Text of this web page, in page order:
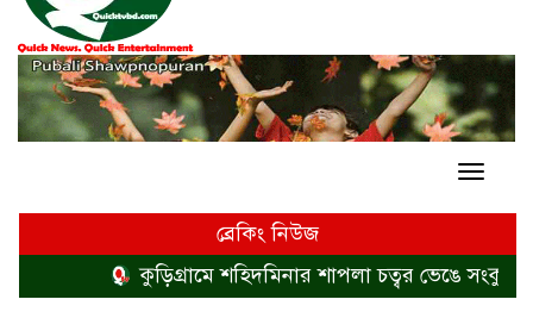
ব্রেকিং নিউজ
কুড়িগ্রামে শহিদমিনার শাপলা চত্বর ভেঙে সংকুচিত